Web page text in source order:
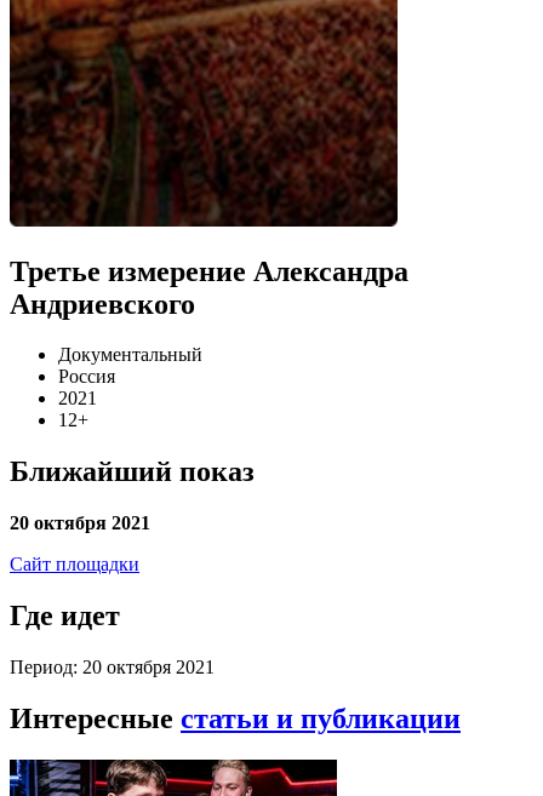
Третье измерение Александра
Андриевского
Документальный
Россия
2021
12+
Ближайший показ
20 октября 2021
Сайт площадки
Где идет
Период: 20 октября 2021
Интересные статьи и публикации